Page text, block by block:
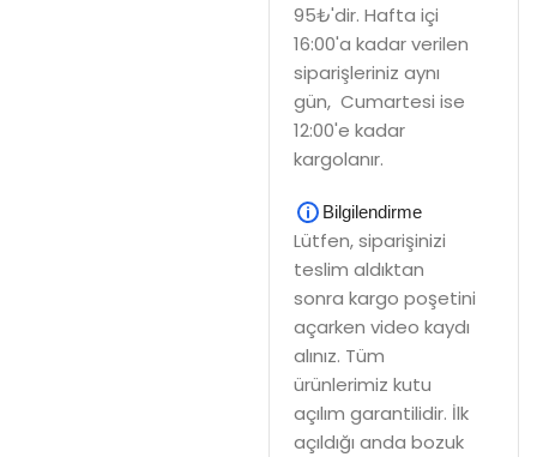
95₺'dir. Hafta içi
16:00'a kadar verilen
siparişleriniz aynı
gün, Cumartesi ise
12:00'e kadar
kargolanır.
Bilgilendirme
Lütfen, siparişinizi
teslim aldıktan
sonra kargo poşetini
açarken video kaydı
alınız. Tüm
ürünlerimiz kutu
açılım garantilidir. İlk
açıldığı anda bozuk